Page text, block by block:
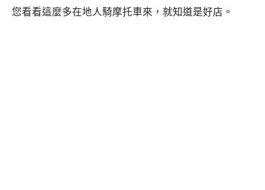
您看看這麼多在地人騎摩托車來，就知道是好店。